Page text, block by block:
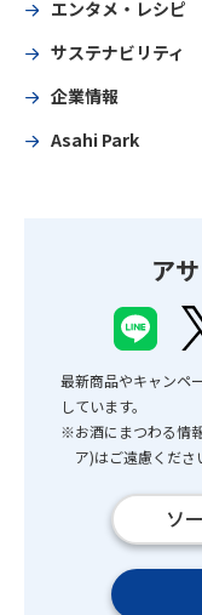
エンタメ・レシピ
サステナビリティ
企業情報
Asahi Park
ア
最新商品やキャンペ
しています。
※お酒にまつわる情
ア)はご遠慮くださ
ソ